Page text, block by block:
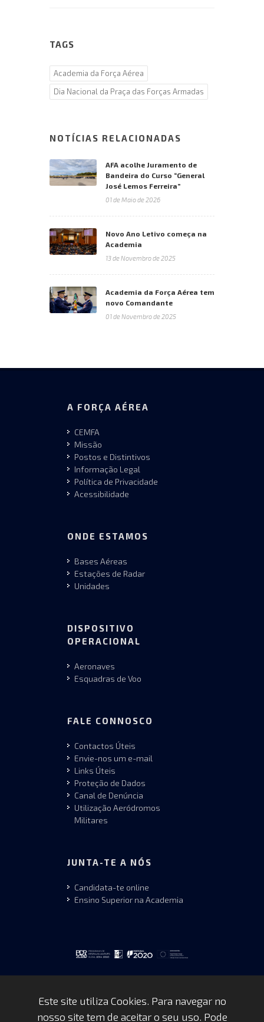
TAGS
Academia da Força Aérea
Dia Nacional da Praça das Forças Armadas
NOTÍCIAS RELACIONADAS
AFA acolhe Juramento de
Bandeira do Curso “General
José Lemos Ferreira”
01 de Maio de 2026
Novo Ano Letivo começa na
Academia
13 de Novembro de 2025
Academia da Força Aérea tem
novo Comandante
01 de Novembro de 2025
A FORÇA AÉREA
CEMFA
Missão
Postos e Distintivos
Informação Legal
Política de Privacidade
Acessibilidade
ONDE ESTAMOS
Bases Aéreas
Estações de Radar
Unidades
DISPOSITIVO
OPERACIONAL
Aeronaves
Esquadras de Voo
FALE CONNOSCO
Contactos Úteis
Envie-nos um e-mail
Links Úteis
Proteção de Dados
Canal de Denúncia
Utilização Aeródromos
Militares
JUNTA-TE A NÓS
Candidata-te online
Ensino Superior na Academia
Este site utiliza Cookies. Para navegar no
nosso site tem de aceitar o seu uso. Pode